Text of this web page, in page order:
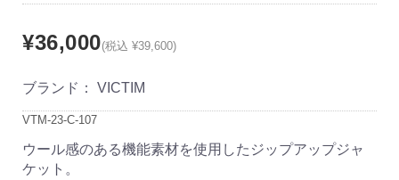
¥36,000(税込 ¥39,600)
ブランド： VICTIM
VTM-23-C-107
ウール感のある機能素材を使用したジップアップジャ
ケット。